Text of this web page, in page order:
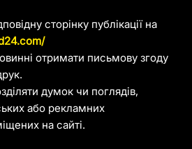
сторінку публікації на
отримати письмову згоду
думок чи поглядів,
або рекламних
на сайті.